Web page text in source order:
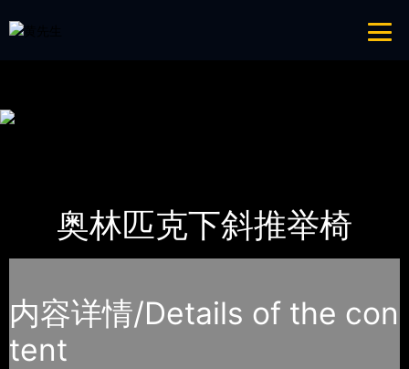
导航
网站地图
奥林匹克下斜推举椅
内容详情/Details of the con
tent